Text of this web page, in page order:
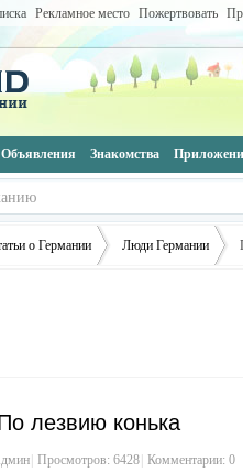
Рекламное место Пожертвовать
Объявления Знакомства
о Германии Люди Германии
лезвию конька
Просмотров: 6428 Комментарии: 0